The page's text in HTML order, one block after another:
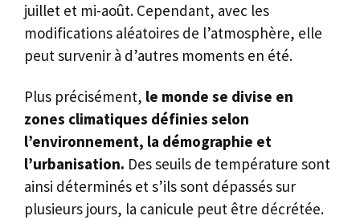
juillet et mi-août. Cependant, avec les
modifications aléatoires de l’atmosphère, elle
peut survenir à d’autres moments en été.
Plus précisément, le monde se divise en
zones climatiques définies selon
l’environnement, la démographie et
l’urbanisation. Des seuils de température sont
ainsi déterminés et s’ils sont dépassés sur
plusieurs jours, la canicule peut être décrétée.